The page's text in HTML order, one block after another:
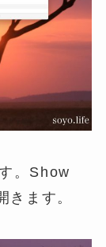
。Show
ます。